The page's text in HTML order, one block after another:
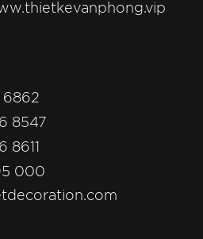
6862
8547
8611
000